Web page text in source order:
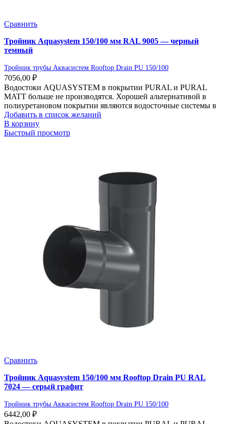
Сравнить
Тройник Aquasystem 150/100 мм RAL 9005 — черный
темный
Тройник трубы Аквасистем Rooftop Drain PU 150/100
7056,00 ₽
Водостоки AQUASYSTEM в покрытии PURAL и PURAL
MATT больше не производятся. Хорошей альтернативой в
полиуретановом покрытии являются водосточные системы в
Добавить в список желаний
В корзину
Быстрый просмотр
Сравнить
Тройник Aquasystem 150/100 мм Rooftop Drain PU RAL
7024 — серый графит
Тройник трубы Аквасистем Rooftop Drain PU 150/100
6442,00 ₽